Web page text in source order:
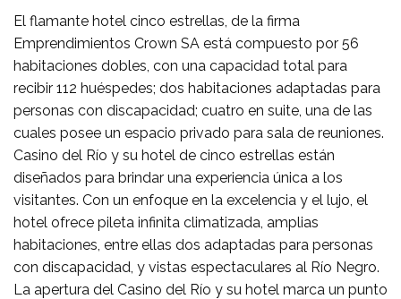
El flamante hotel cinco estrellas, de la firma
Emprendimientos Crown SA está compuesto por 56
habitaciones dobles, con una capacidad total para
recibir 112 huéspedes; dos habitaciones adaptadas para
personas con discapacidad; cuatro en suite, una de las
cuales posee un espacio privado para sala de reuniones.
Casino del Río y su hotel de cinco estrellas están
diseñados para brindar una experiencia única a los
visitantes. Con un enfoque en la excelencia y el lujo, el
hotel ofrece pileta infinita climatizada, amplias
habitaciones, entre ellas dos adaptadas para personas
con discapacidad, y vistas espectaculares al Río Negro.
La apertura del Casino del Río y su hotel marca un punto